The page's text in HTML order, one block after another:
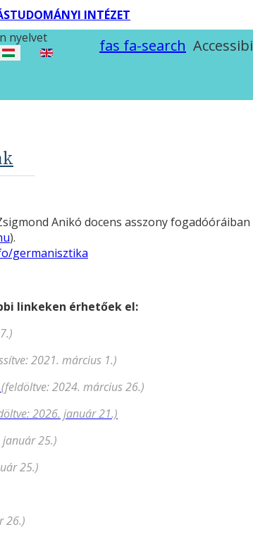
INTÉZET
nyelvet
fas fa-search
Anikó docens asszony
).
germanisztika
linkeken érhetőek el:
2021. március 1.)
(feldöltve: 2024. március 26.)
2026. január 21.)
25.)
25.)
26.)